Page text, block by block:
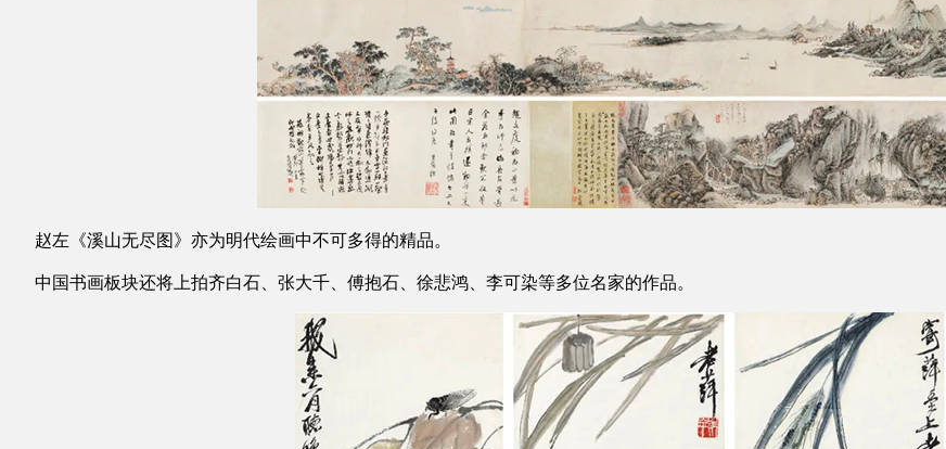
赵左《溪山无尽图》亦为明代绘画中不可多得的精品。
中国书画板块还将上拍齐白石、张大千、傅抱石、徐悲鸿、李可染等多位名家的作品。